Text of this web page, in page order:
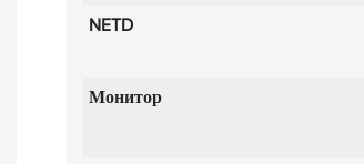
NETD
Монитор